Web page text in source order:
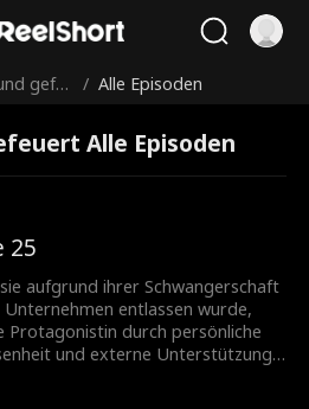
gefe
/ Alle Episoden
Alle Episoden
25
aufgrund ihrer Schwangerschaft
Unternehmen entlassen wurde,
Protagonistin durch persönliche
und externe Unterstützung